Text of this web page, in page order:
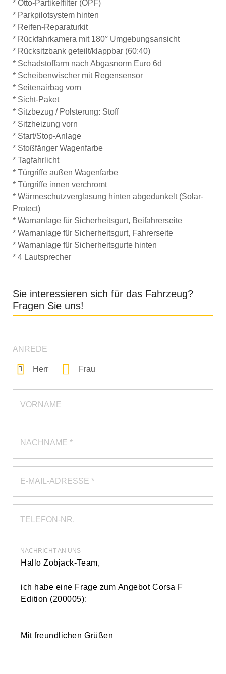
* Otto-Partikelfilter (OPF)
* Parkpilotsystem hinten
* Reifen-Reparaturkit
* Rückfahrkamera mit 180° Umgebungsansicht
* Rücksitzbank geteilt/klappbar (60:40)
* Schadstoffarm nach Abgasnorm Euro 6d
* Scheibenwischer mit Regensensor
* Seitenairbag vorn
* Sicht-Paket
* Sitzbezug / Polsterung: Stoff
* Sitzheizung vorn
* Start/Stop-Anlage
* Stoßfänger Wagenfarbe
* Tagfahrlicht
* Türgriffe außen Wagenfarbe
* Türgriffe innen verchromt
* Wärmeschutzverglasung hinten abgedunkelt (Solar-
Protect)
* Warnanlage für Sicherheitsgurt, Beifahrerseite
* Warnanlage für Sicherheitsgurt, Fahrerseite
* Warnanlage für Sicherheitsgurte hinten
* 4 Lautsprecher
Sie interessieren sich für das Fahrzeug?
Fragen Sie uns!
ANREDE
Herr Frau
VORNAME
NACHNAME *
E-MAIL-ADRESSE *
TELEFON-NR.
NACHRICHT AN UNS